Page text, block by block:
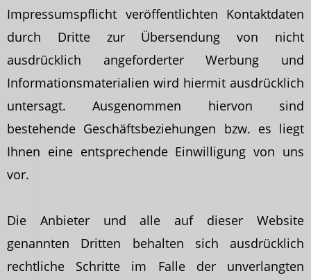
Impressumspflicht veröffentlichten Kontaktdaten
durch Dritte zur Übersendung von nicht
ausdrücklich angeforderter Werbung und
Informationsmaterialien wird hiermit ausdrücklich
untersagt. Ausgenommen hiervon sind
bestehende Geschäftsbeziehungen bzw. es liegt
Ihnen eine entsprechende Einwilligung von uns
vor.
Die Anbieter und alle auf dieser Website
genannten Dritten behalten sich ausdrücklich
rechtliche Schritte im Falle der unverlangten